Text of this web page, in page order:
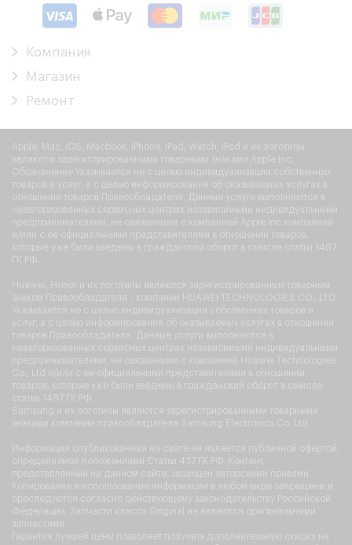
Компания
Магазин
Ремонт
Apple, Mac, iOS, Macbook, iPhone, iPad, Watch, iPod и их логотипы
являются зарегистрированными товарными знаками Apple Inc.
Обозначение Указывается не с целью индивидуализации собственных
товаров и услуг, а с целью информирования об оказываемых услугах в
отношении товаров Правообладателя. Данные услуги выполняются в
неавторизованных сервисных центрах независимыми индивидуальными
предпринимателями, не связанными с компанией Apple Inc компанией
и/или с ее официальными представителями в отношении товаров,
которые уже были введены в гражданский оборот в смысле статьи 1487
ГК РФ.
Huawei, Honor и их логотипы являются зарегистрированным товарным
знаком Правообладателя - компании HUAWEI TECHNOLOGIES CO., LTD.
Указывается не с целью индивидуализации собственных товаров и
услуг, а с целью информирования об оказываемых услугах в отношении
товаров Правообладателя. Данные услуги выполняются в
неавторизованных сервисных центрах независимыми индивидуальными
предпринимателями, не связанными с компанией Huawei Technologies
Co., Ltd и/или с ее официальными представителями в отношении
товаров, которые уже были введены в гражданский оборот в смысле
статьи 1487 ГК РФ.
Samsung и их логотипы являются зарегистрированными товарными
знаками компании правообладателя Samsung Electronics Co. Ltd.
Информация опубликованная на сайте не является публичной офертой,
определяемой положениями Статьи 437 ГК РФ. Контент,
представленный на данном сайте, защищен авторскими правами.
Копирование и использование информации в любом виде запрещены и
преследуются согласно действующему законодательству Российской
Федерации. Запчасти класса Original не являются оригинальными
запчастями.
Гарантия лучшей цены позволяет получить дополнительную скидку на